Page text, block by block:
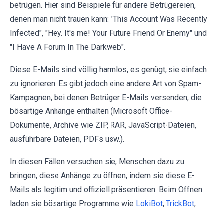
betrügen. Hier sind Beispiele für andere Betrügereien,
denen man nicht trauen kann: "This Account Was Recently
Infected", "Hey. It's me! Your Future Friend Or Enemy" und
"I Have A Forum In The Darkweb".
Diese E-Mails sind völlig harmlos, es genügt, sie einfach
zu ignorieren. Es gibt jedoch eine andere Art von Spam-
Kampagnen, bei denen Betrüger E-Mails versenden, die
bösartige Anhänge enthalten (Microsoft Office-
Dokumente, Archive wie ZIP, RAR, JavaScript-Dateien,
ausführbare Dateien, PDFs usw.).
In diesen Fällen versuchen sie, Menschen dazu zu
bringen, diese Anhänge zu öffnen, indem sie diese E-
Mails als legitim und offiziell präsentieren. Beim Öffnen
laden sie bösartige Programme wie LokiBot, TrickBot,